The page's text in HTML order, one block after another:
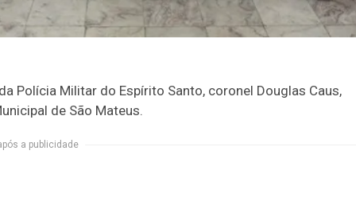
Polícia Militar do Espírito Santo, coronel Douglas Caus,
de São Mateus.
a publicidade